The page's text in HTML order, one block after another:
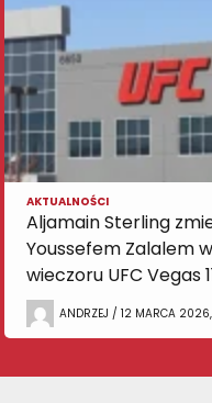
AKTUALNOŚCI
Aljamain Sterling
Youssefem Zalalem
wieczoru UFC Vegas
ANDRZEJ / 12 MARCA